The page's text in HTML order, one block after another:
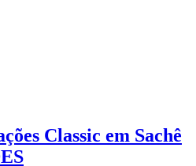
Classic em Sachê